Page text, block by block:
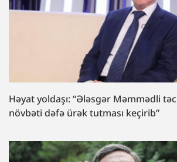
Həyat yoldaşı: “Ələsgər Məmmədli
növbəti dəfə ürək tutması keçirib”